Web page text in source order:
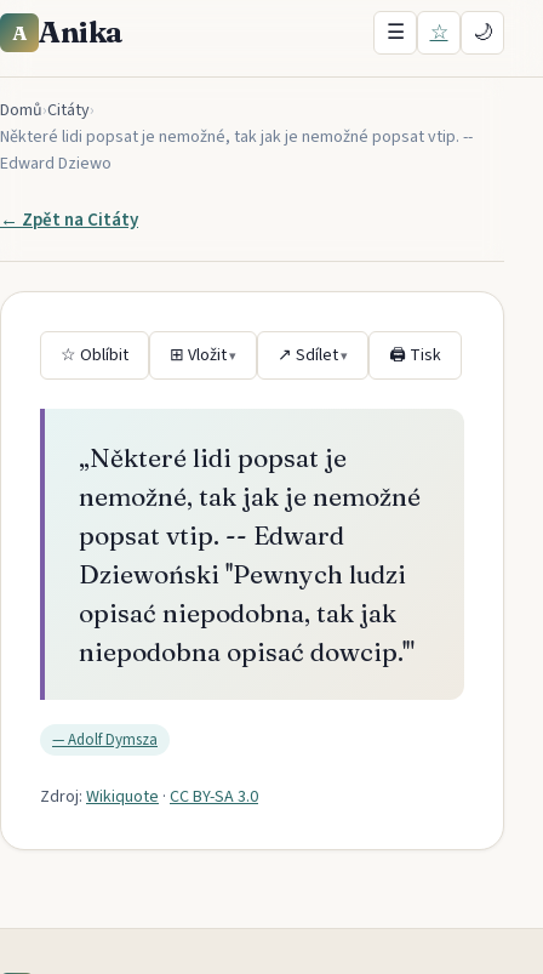
A Anika ☰ ☆ 🌙
Domů›Citáty›
Některé lidi popsat je nemožné, tak jak je nemožné popsat vtip. --
Edward Dziewo
← Zpět na Citáty
☆ Oblíbit ⊞ Vložit▾ ↗ Sdílet▾ 🖨 Tisk
„Některé lidi popsat je
nemožné, tak jak je nemožné
popsat vtip. -- Edward
Dziewoński ''Pewnych ludzi
opisać niepodobna, tak jak
niepodobna opisać dowcip.'"
—Adolf Dymsza
Zdroj: Wikiquote · CC BY-SA 3.0